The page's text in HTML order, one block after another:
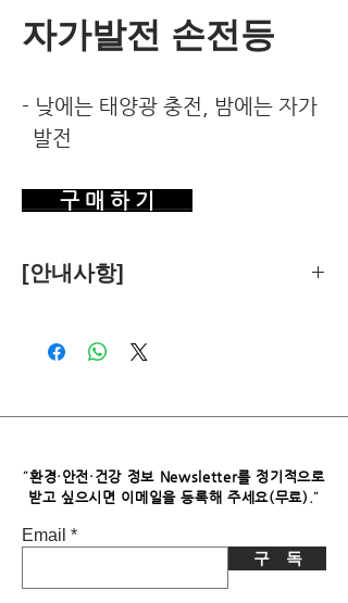
자가발전 손전등
- 낮에는 태양광 충전, 밤에는 자가
발전
구 매 하 기
[안내사항]
"환경·안전·건강 정보 Newsletter를 정기적으로
받고 싶으시면​ 이메일을 등록해 주세요(무료)."
Email
구 독